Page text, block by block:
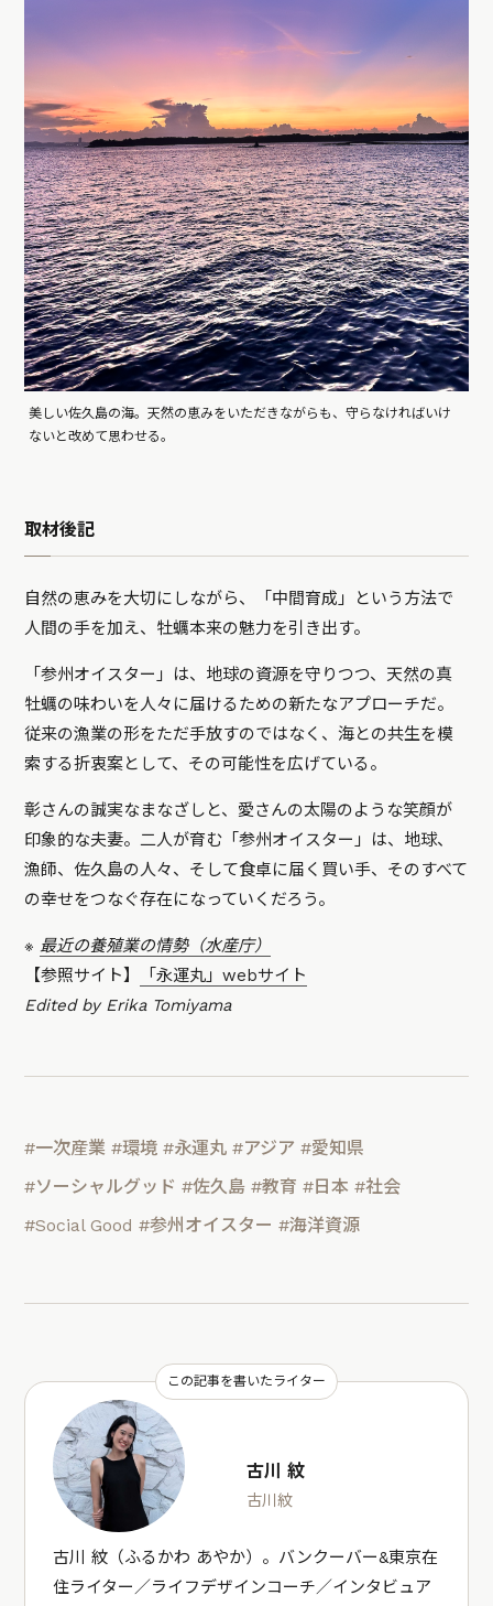
美しい佐久島の海。天然の恵みをいただきながらも、守らなければいけ
ないと改めて思わせる。
取材後記
自然の恵みを大切にしながら、「中間育成」という方法で
人間の手を加え、牡蠣本来の魅力を引き出す。
「参州オイスター」は、地球の資源を守りつつ、天然の真
牡蠣の味わいを人々に届けるための新たなアプローチだ。
従来の漁業の形をただ手放すのではなく、海との共生を模
索する折衷案として、その可能性を広げている。
彰さんの誠実なまなざしと、愛さんの太陽のような笑顔が
印象的な夫妻。二人が育む「参州オイスター」は、地球、
漁師、佐久島の人々、そして食卓に届く買い手、そのすべて
の幸せをつなぐ存在になっていくだろう。
※ 最近の養殖業の情勢（水産庁）
【参照サイト】
「永運丸」webサイト
Edited by Erika Tomiyama
#一次産業 #環境 #永運丸 #アジア #愛知県
#ソーシャルグッド #佐久島 #教育 #日本 #社会
#Social Good #参州オイスター #海洋資源
この記事を書いたライター
古川 紋
古川紋
古川 紋（ふるかわ あやか）。バンクーバー&東京在
住ライター／ライフデザインコーチ／インタビュア